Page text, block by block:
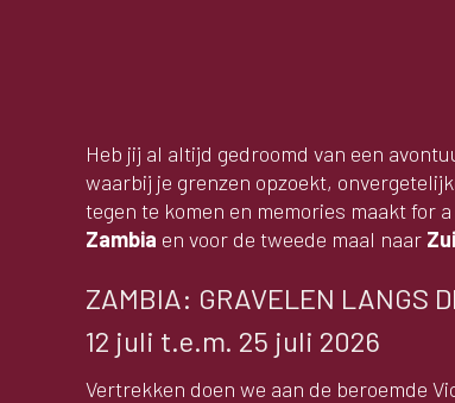
Heb jij al altijd gedroomd van een
waarbij je grenzen opzoekt,
tegen te komen en memories maakt for
Zambia en voor de tweede maal naar
ZAMBIA: GRAVELEN LANGS
12 juli t.e.m. 25 juli 2026
Vertrekken doen we aan de beroemde